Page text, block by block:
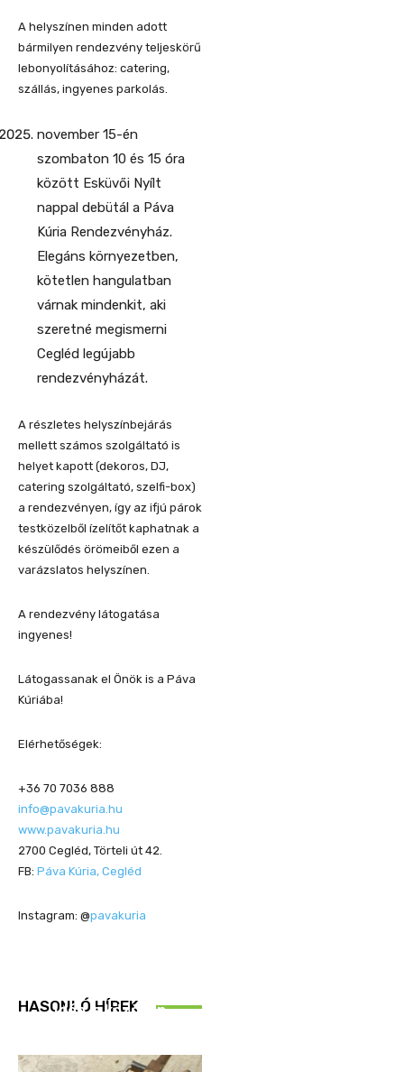
A helyszínen minden adott
bármilyen rendezvény teljeskörű
lebonyolításához: catering,
szállás, ingyenes parkolás.
november 15-én
szombaton 10 és 15 óra
között Esküvői Nyílt
nappal debütál a Páva
Kúria Rendezvényház.
Elegáns környezetben,
kötetlen hangulatban
várnak mindenkit, aki
szeretné megismerni
Cegléd legújabb
rendezvényházát.
A részletes helyszínbejárás
mellett számos szolgáltató is
helyet kapott (dekoros, DJ,
catering szolgáltató, szelfi-box)
a rendezvényen, így az ifjú párok
testközelből ízelítőt kaphatnak a
készülődés örömeiből ezen a
varázslatos helyszínen.
A rendezvény látogatása
ingyenes!
Látogassanak el Önök is a Páva
Kúriába!
Elérhetőségek:
+36 70 7036 888
info@pavakuria.hu
www.pavakuria.hu
2700 Cegléd, Törteli út 42.
FB: Páva Kúria, Cegléd
Instagram: @pavakuria
HASONLÓ HÍREK
Idén is közösen